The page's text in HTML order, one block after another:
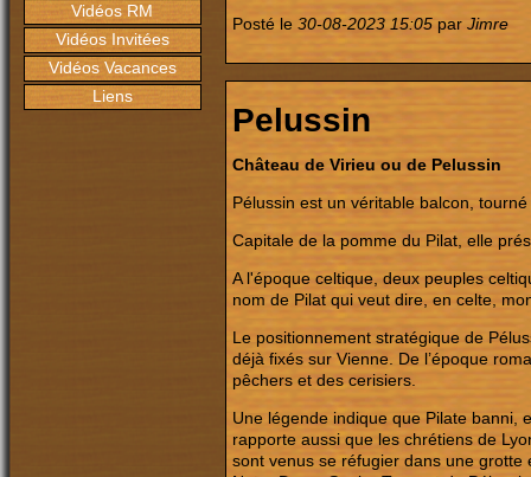
Vidéos RM
Vidéos Invitées
Vidéos Vacances
Liens
Posté le 30-08-2023 15:05 par Jimre
Pelussin
Château de Virieu ou de Pelussin
Pélussin est un véritable balcon,
Capitale de la pomme du Pilat, elle
A l'époque celtique, deux peuples
nom de Pilat qui veut dire, en celte,
Le positionnement stratégique de
déjà fixés sur Vienne. De l’époque
pêchers et des cerisiers.
Une légende indique que Pilate banni,
rapporte aussi que les chrétiens de
sont venus se réfugier dans une grotte